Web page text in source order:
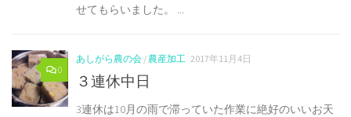
せてもらいました。 ...
0
あしがら農の会 / 農産加工 2017年11月4日
３連休中日
3連休は10月の雨で滞っていた作業に絶好のいいお天